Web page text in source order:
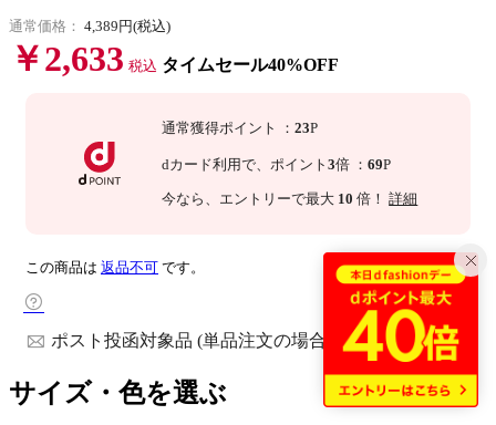
通常価格： 4,389円(税込)
￥2,633 税込 タイムセール40%OFF
通常獲得ポイント ：23P
dカード利用で、 ポイント3倍 ：69P
今なら 、エントリーで最大 10 倍！詳細
この商品は 返品不可 です。
ポスト投函対象品 (単品注文の場合)
サイズ・色を選ぶ